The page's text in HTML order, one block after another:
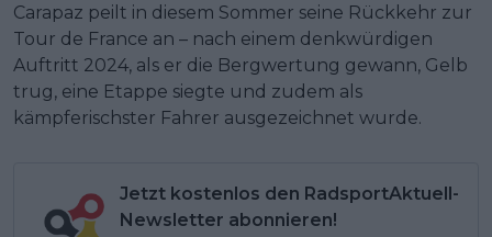
Carapaz peilt in diesem Sommer seine Rückkehr zur
Tour de France an – nach einem denkwürdigen
Auftritt 2024, als er die Bergwertung gewann, Gelb
trug, eine Etappe siegte und zudem als
kämpferischster Fahrer ausgezeichnet wurde.
Jetzt kostenlos den RadsportAktuell-
Newsletter abonnieren!